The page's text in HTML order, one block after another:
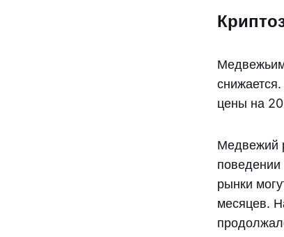
цены на
Медвежий
рынки
месяцев.